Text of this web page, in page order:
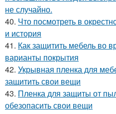
не случайно.
40. Что посмотреть в
и история
41. Как защитить мебель во
варианты покрытия
42. Укрывная пленка для
защитить свои вещи
43. Пленка для защиты от
обезопасить свои вещи